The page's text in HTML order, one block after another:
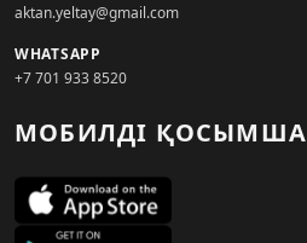
aktan.yeltay@gmail.com
WHATSAPP
+7 701 933 8520
МОБИЛДІ ҚОСЫМША